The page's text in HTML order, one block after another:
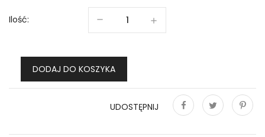
Ilość:
DODAJ DO KOSZYKA
UDOSTĘPNIJ
UdostępnijTweetuj Pinterest